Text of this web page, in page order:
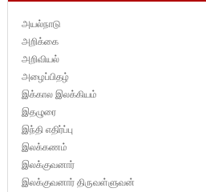
அயல்நாடு
அறிக்கை
அறிவியல்
அழைப்பிதழ்
இக்கால இலக்கியம்
இதழுரை
இந்தி எதிர்ப்பு
இலக்கணம்
இலக்குவனார்
இலக்குவனார் திருவள்ளுவன்